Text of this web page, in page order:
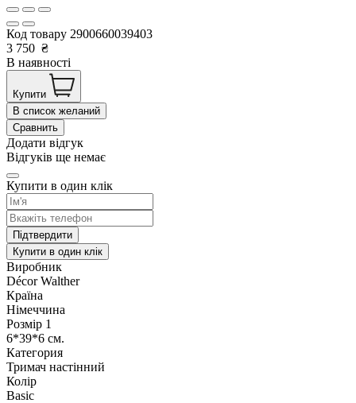
Код товару 2900660039403
3 750 ₴
В наявності
Купити
В список желаний
Сравнить
Додати відгук
Відгуків ще немає
Купити в один клік
Підтвердити
Купити в один клік
Виробник
Décor Walther
Країна
Німеччина
Розмір 1
6*39*6 см.
Категория
Тримач настінний
Колір
Basic